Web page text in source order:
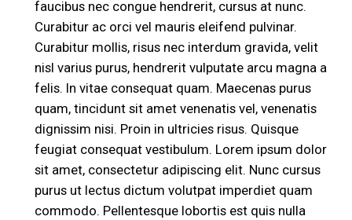
faucibus nec congue hendrerit, cursus at nunc.
Curabitur ac orci vel mauris eleifend pulvinar.
Curabitur mollis, risus nec interdum gravida, velit
nisl varius purus, hendrerit vulputate arcu magna a
felis. In vitae consequat quam. Maecenas purus
quam, tincidunt sit amet venenatis vel, venenatis
dignissim nisi. Proin in ultricies risus. Quisque
feugiat consequat vestibulum. Lorem ipsum dolor
sit amet, consectetur adipiscing elit. Nunc cursus
purus ut lectus dictum volutpat imperdiet quam
commodo. Pellentesque lobortis est quis nulla